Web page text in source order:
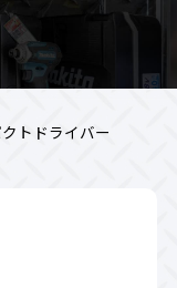
トドライバー